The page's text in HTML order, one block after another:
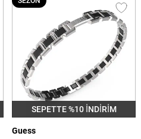
SEPETTE %10 İNDİRİM
Guess